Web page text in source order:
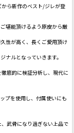
ら新作のベスト/ジレが登
堪能頂けるよう原皮から厳
性が高く、長くご愛用頂け
ナルとなっていきます。
底的に検証分析し、現代に
プを使用し、付属使いにも
武骨になり過ぎない上品で